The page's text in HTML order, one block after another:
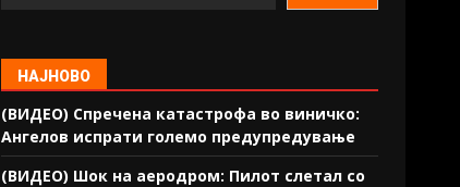
НАЈНОВО
(ВИДЕО) Спречена катастрофа во виничко:
Ангелов испрати големо предупредување
(ВИДЕО) Шок на аеродром: Пилот слетал со